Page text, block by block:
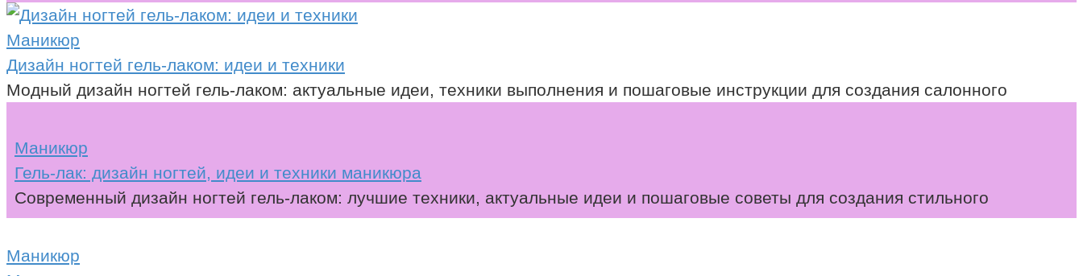
Маникюр
Дизайн ногтей гель-лаком: идеи и техники
Модный дизайн ногтей гель-лаком: актуальные идеи, техники выполнения и пошаговые инструкции для создания салонного
Маникюр
Гель-лак: дизайн ногтей, идеи и техники маникюра
Современный дизайн ногтей гель-лаком: лучшие техники, актуальные идеи и пошаговые советы для создания стильного
Маникюр